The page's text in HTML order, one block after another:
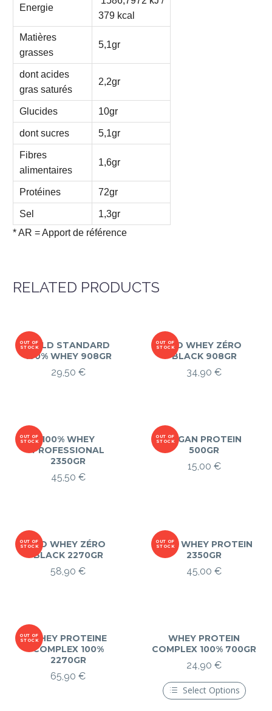
Energie
379 kcal
Matières
grasses
5,1gr
dont acides
gras saturés
2,2gr
Glucides 10gr
dont sucres 5,1gr
Fibres
alimentaires
1,6gr
Protéines 72gr
Sel
1,3gr
* AR = Apport de référence
RELATED PRODUCTS
OUT OF
STOCK
GOLD STANDARD
100% WHEY 908GR
29,50 €
OUT OF
STOCKISO WHEY ZÉRO
BLACK 908GR
34,90 €
OUT OF
STOCK
100% WHEY
PROFESSIONAL
2350GR
45,50 €
OUT OF
STOCKVEGAN PROTEIN
500GR
15,00 €
OUT OF
STOCKISO WHEY ZÉRO
BLACK 2270GR
58,90 €
OUT OF
STOCK
100% WHEY PROTEIN
2350GR
45,00 €
OUT OF
STOCKWHEY PROTEINE
COMPLEX 100%
2270GR
65,90 €
WHEY PROTEIN
COMPLEX 100% 700GR
24,90 €
Select Options
Ce